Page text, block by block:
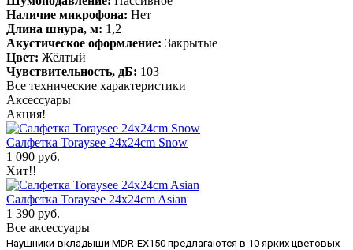
Наличие микрофона: Нет
Длина шнура, м: 1,2
Акустическое оформление: Закрытые
Цвет: Жёлтый
Чувствительность, дБ: 103
Все технические характеристики
Аксессуары
Акция!
Салфетка Toraysee 24x24cm Snow
1 090 руб.
Хит!!
Салфетка Toraysee 24x24cm Asian
1 390 руб.
Все аксессуары
Наушники-вкладыши MDR-EX150 предлагаются в 10 ярких цветовых